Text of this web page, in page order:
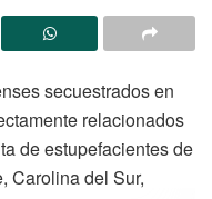
secuestrados en
relacionados
de estupefacientes de
Carolina del Sur,